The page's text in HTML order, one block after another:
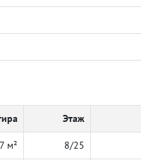
Этаж
м² 8/25